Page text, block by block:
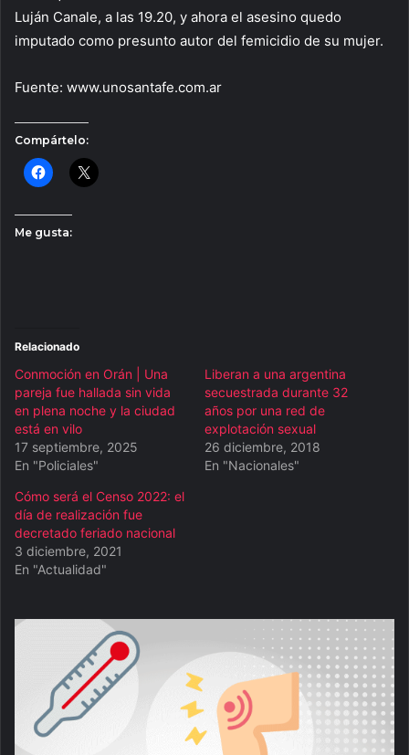
Luján Canale, a las 19.20, y ahora el asesino quedo
imputado como presunto autor del femicidio de su mujer.
Fuente: www.unosantafe.com.ar
Compártelo:
Me gusta:
Relacionado
Conmoción en Orán | Una
pareja fue hallada sin vida
en plena noche y la ciudad
está en vilo
17 septiembre, 2025
En "Policiales"
Liberan a una argentina
secuestrada durante 32
años por una red de
explotación sexual
26 diciembre, 2018
En "Nacionales"
Cómo será el Censo 2022: el
día de realización fue
decretado feriado nacional
3 diciembre, 2021
En "Actualidad"